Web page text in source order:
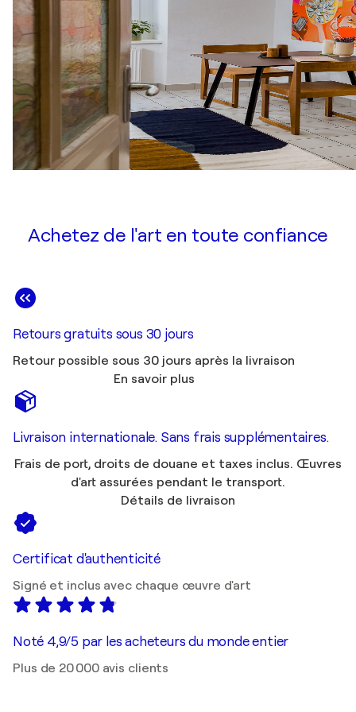
Achetez de l'art en toute confiance
Retours gratuits sous 30 jours
Retour possible sous 30 jours après la livraison
En savoir plus
Livraison internationale. Sans frais supplémentaires.
Frais de port, droits de douane et taxes inclus. Œuvres
d'art assurées pendant le transport.
Détails de livraison
Certificat d'authenticité
Signé et inclus avec chaque œuvre d'art
Noté 4,9/5 par les acheteurs du monde entier
Plus de 20 000 avis clients